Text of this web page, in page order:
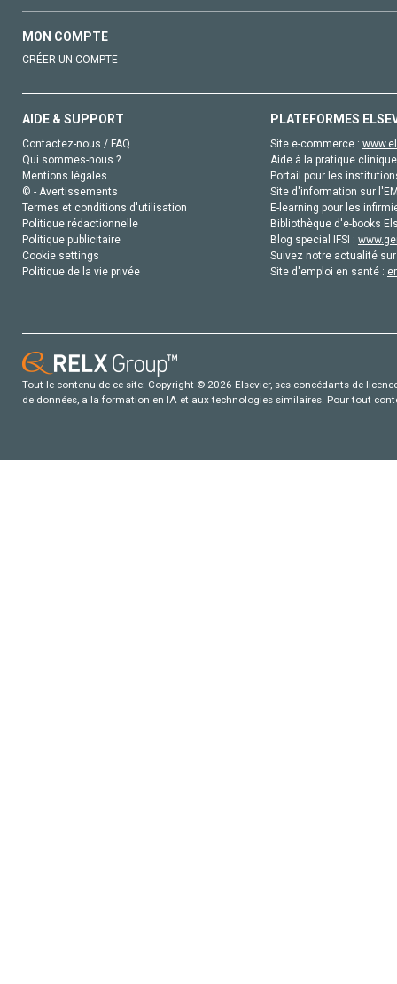
MON COMPTE
CRÉER UN COMPTE
AIDE & SUPPORT
Contactez-nous / FAQ
Qui sommes-nous ?
Mentions légales
© - Avertissements
Termes et conditions d'utilisation
Politique rédactionnelle
Politique publicitaire
Cookie settings
Politique de la vie privée
PLATEFORMES
Site e-commerce :
Aide à la pratique
Portail pour les
Site d'information sur
E-learning pour les
Bibliothèque d'e-books
Blog special IFSI :
Suivez notre actualité
Site d'emploi en santé :
Tout le contenu de ce site: Copyright © 2026 Elsevier, ses concédants de
de données, a la formation en IA et aux technologies similaires. Pour tout